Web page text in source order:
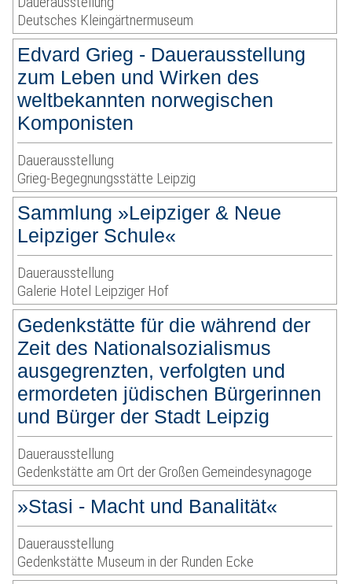
Deutsches Kleingärtnermuseum
Edvard Grieg - Dauerausstellung
zum Leben und Wirken des
weltbekannten norwegischen
Komponisten
Dauerausstellung
Grieg-Begegnungsstätte Leipzig
Sammlung »Leipziger & Neue
Leipziger Schule«
Dauerausstellung
Galerie Hotel Leipziger Hof
Gedenkstätte für die während der
Zeit des Nationalsozialismus
ausgegrenzten, verfolgten und
ermordeten jüdischen Bürgerinnen
und Bürger der Stadt Leipzig
Dauerausstellung
Gedenkstätte am Ort der Großen Gemeindesynagoge
»Stasi - Macht und Banalität«
Dauerausstellung
Gedenkstätte Museum in der Runden Ecke